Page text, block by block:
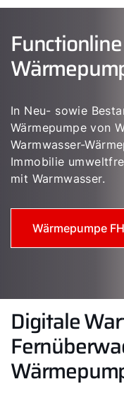
In Neu- sowie
Wärmepumpe von
Warmwasser-
Immobilie
mit Warmwasser.
Wärmepumpe
Digitale